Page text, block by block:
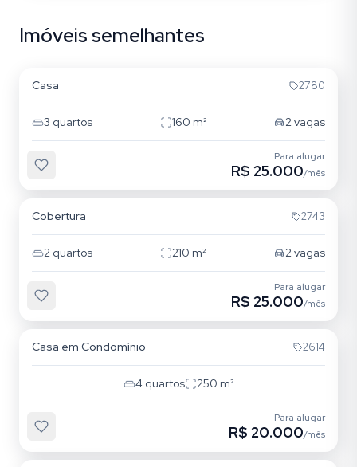
Imóveis semelhantes
Novo Campeche
Casa 2780
3 quartos 160 m² 2vagas
Para alugar
R$ 25.000/mês
Cobertura 2743
2 quartos 210 m² 2vagas
Para alugar
R$ 25.000/mês
Casa em Condomínio 2614
4 quartos 250 m²
Para alugar
R$ 20.000/mês